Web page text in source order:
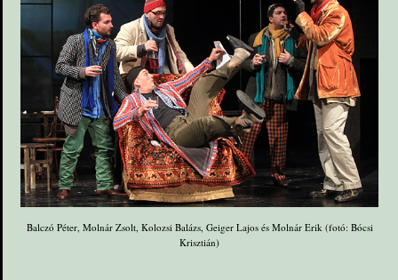
Balczó Péter, Molnár Zsolt, Kolozsi Balázs, Geiger Lajos és Molnár Erik (fotó: Bócsi
Krisztián)